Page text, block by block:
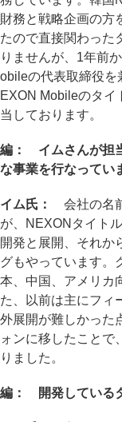
財務と戦略企画の方
たので直接関わった
りませんが、1年前
obileの代表取締役を
EXON Mobileのタイ
当しております。
編： イムさんが担
な事業を行なってい
イム氏：
会社の名
が、NEXONタイト
開発と展開、それか
グもやっています。
本、中国、アメリカ
た、以前は主にフィ
外展開が難しかった
ォンに移したことで
りました。
編： 開発している